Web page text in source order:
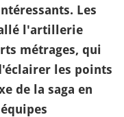
Les
l'artillerie
métrages, qui
les points
de la saga en